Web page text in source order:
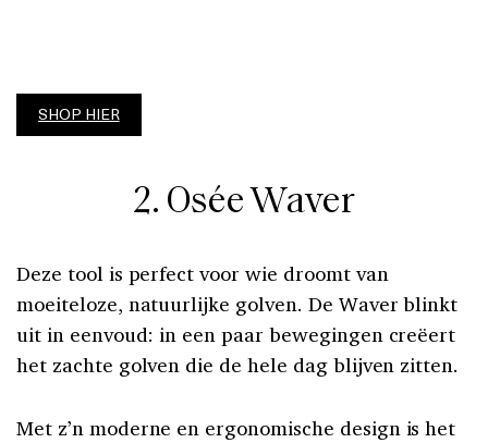
SHOP HIER
2. Osée Waver
Deze tool is perfect voor wie droomt van
moeiteloze, natuurlijke golven. De Waver blinkt
uit in eenvoud: in een paar bewegingen creëert
het zachte golven die de hele dag blijven zitten.
Met z’n moderne en ergonomische design is het